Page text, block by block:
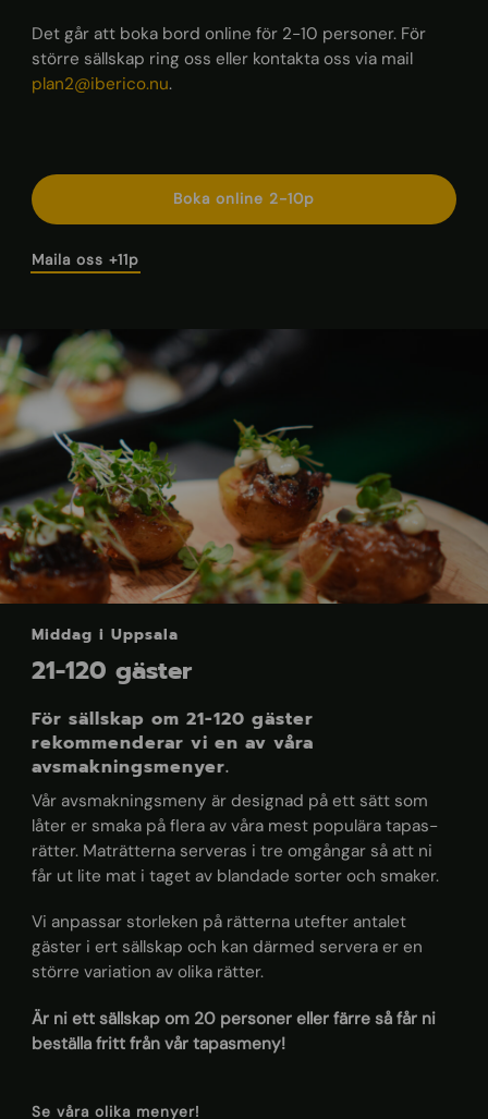
Det går att boka bord online för 2-10 personer. För
större sällskap ring oss eller kontakta oss via mail
plan2@iberico.nu.
Boka online 2-10p
Maila oss +11p
Middag i Uppsala
21-120 gäster
För sällskap om 21-120 gäster
rekommenderar vi en av våra
avsmakningsmenyer.
Vår avsmakningsmeny är designad på ett sätt som
låter er smaka på flera av våra mest populära tapas-
rätter. Maträtterna serveras i tre omgångar så att ni
får ut lite mat i taget av blandade sorter och smaker.
Vi anpassar storleken på rätterna utefter antalet
gäster i ert sällskap och kan därmed servera er en
större variation av olika rätter.
Är ni ett sällskap om 20 personer eller färre så får ni
beställa fritt från vår tapasmeny!
Se våra olika menyer!